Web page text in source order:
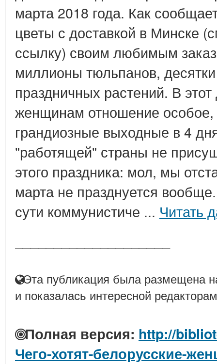
марта 2018 года. Как
цветы с доставкой в Минске
ссылку) своим любимым
миллионы тюльпанов,
праздничных растений. В
женщинам отношение
грандиозные выходные в 4
"работящей" страны не
этого праздника: мол, мы
марта не празднуется
сути коммунистиче ... Читать
Эта публикация была размещена
и показалась интересной
Полная версия: http://
Чего-хотят-белорусские-